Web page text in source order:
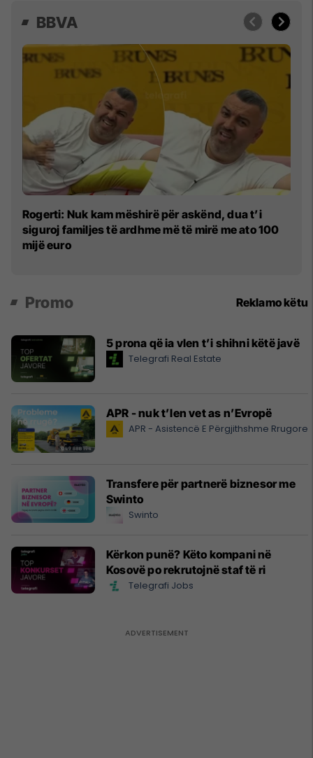
BBVA
Rogerti: Nuk kam mëshirë për askënd, dua t’i
siguroj familjes të ardhme më të mirë me ato 100
mijë euro
Promo Reklamo këtu
5 prona që ia vlen t’i shihni këtë javë
Telegrafi Real Estate
APR - nuk t’len vet as n’Evropë
APR - Asistencë E Përgjithshme Rrugore
Transfere për partnerë biznesor me
Swinto
Swinto
Kërkon punë? Këto kompani në
Kosovë po rekrutojnë staf të ri
Telegrafi Jobs